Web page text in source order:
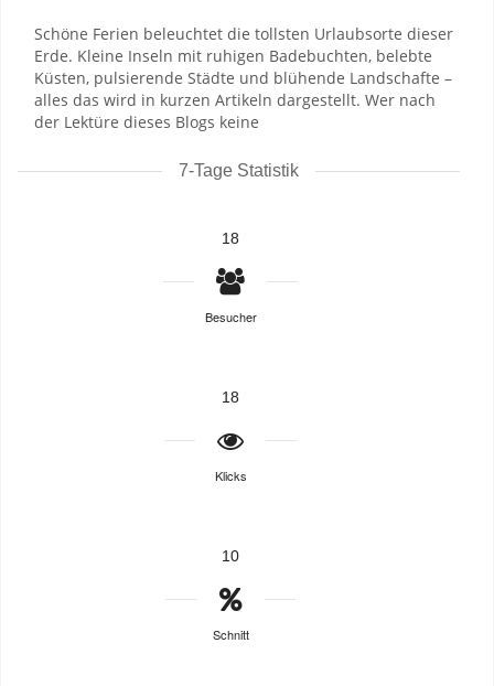
Schöne Ferien beleuchtet die tollsten Urlaubsorte dieser
Erde. Kleine Inseln mit ruhigen Badebuchten, belebte
Küsten, pulsierende Städte und blühende Landschafte –
alles das wird in kurzen Artikeln dargestellt. Wer nach
der Lektüre dieses Blogs keine
7-Tage Statistik
18
Besucher
18
Klicks
10
Schnitt